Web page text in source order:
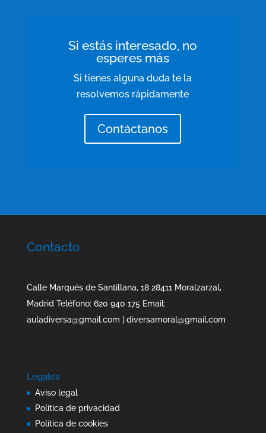
Si estás interesado, no
esperes más
Si tienes alguna duda te la
resolvemos rápidamente
Contáctanos
Contacto
Calle Marqués de Santillana, 18 28411 Moralzarzal,
Madrid Teléfono: 620 940 175 Email:
auladiversa@gmail.com | diversamoral@gmail.com
Legales
Aviso legal
Política de privacidad
Política de cookies